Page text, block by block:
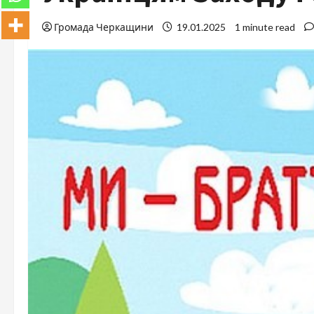
Громада Черкащини 19.01.2025 1 minute read